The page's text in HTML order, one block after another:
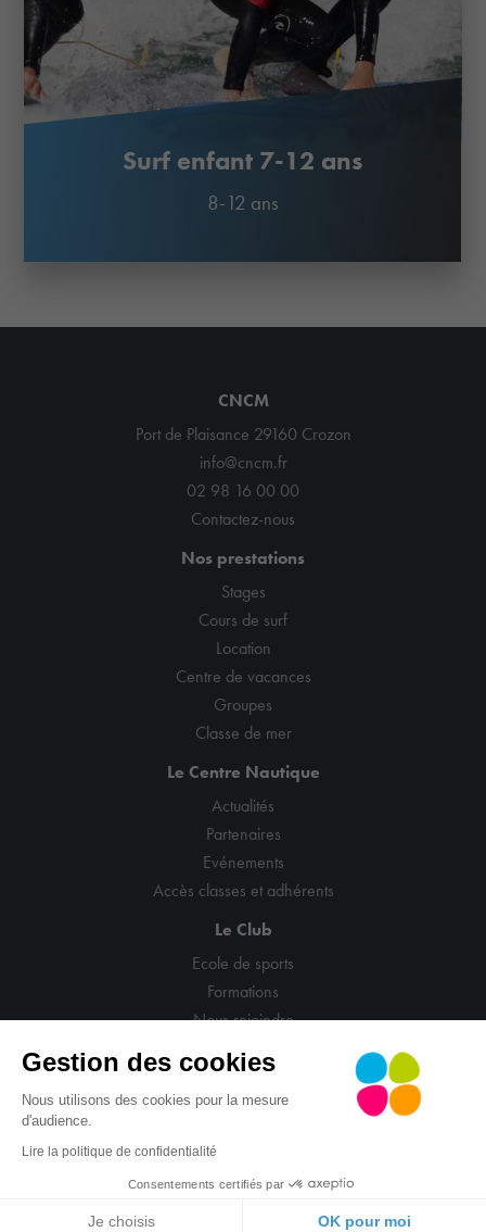
Surf enfant 7-12 ans
8-12 ans
CNCM
Port de Plaisance 29160 Crozon
info@cncm.fr
02 98 16 00 00
Contactez-nous
Nos prestations
Stages
Cours de surf
Location
Centre de vacances
Groupes
Classe de mer
Le Centre Nautique
Actualités
Partenaires
Evénements
Accès classes et adhérents
Le Club
Ecole de sports
Formations
Nous rejoindre
CGV
Gestion cookies
Gestion des cookies
Nous utilisons des cookies pour la mesure
d'audience.
Lire la politique de confidentialité
Consentements certifiés par
Je choisis OK pour moi